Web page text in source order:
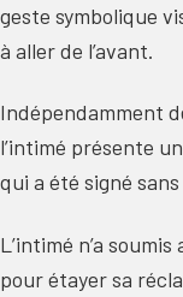
geste symbolique
à aller de l’avant.
Indépendamment
l’intimé présente
qui a été signé
L’intimé n’a
pour étayer sa